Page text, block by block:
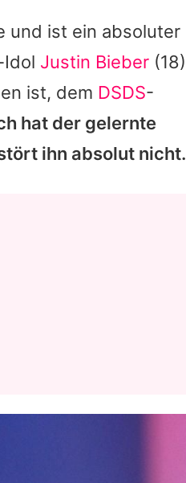
und ist ein absoluter
Idol Justin Bieber (18)
ist, dem DSDS-
hat der gelernte
ihn absolut nicht.